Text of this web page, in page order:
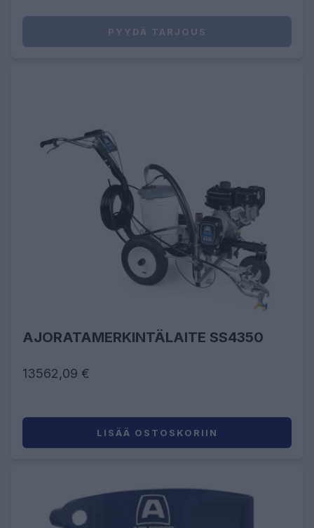
PYYDÄ TARJOUS
AJORATAMERKINTÄLAITE SS4350
13562,09 €
LISÄÄ OSTOSKORIIN